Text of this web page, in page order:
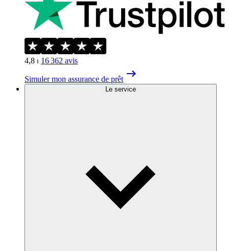
4,8 ⏐ 16 362 avis
Simuler mon assurance de prêt
Le service